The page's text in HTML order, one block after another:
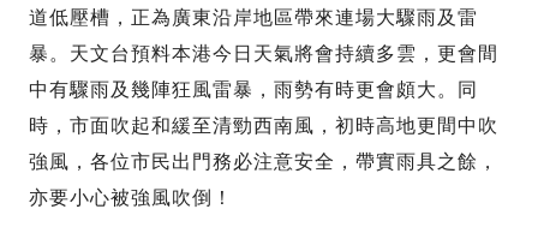
道低壓槽，正為廣東沿岸地區帶來連場大驟雨及雷
暴。天文台預料本港今日天氣將會持續多雲，更會間
中有驟雨及幾陣狂風雷暴，雨勢有時更會頗大。同
時，市面吹起和緩至清勁西南風，初時高地更間中吹
強風，各位市民出門務必注意安全，帶實雨具之餘，
亦要小心被強風吹倒！